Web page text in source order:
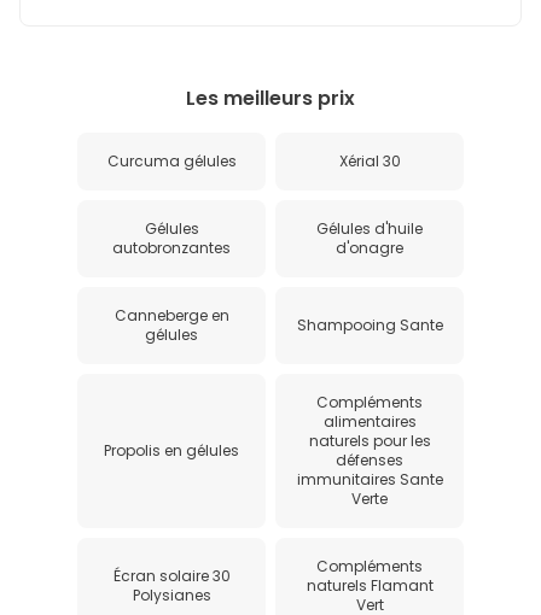
Les meilleurs prix
Curcuma gélules Xérial 30
Gélules
autobronzantes
Gélules d'huile
d'onagre
Canneberge en
gélules
Shampooing Sante
Propolis en gélules
Compléments
alimentaires
naturels pour les
défenses
immunitaires Sante
Verte
Écran solaire 30
Polysianes
Compléments
naturels Flamant
Vert